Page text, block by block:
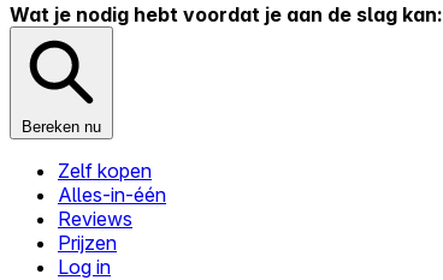
Wat je nodig hebt voordat je aan de slag kan:
Bereken nu
Zelf kopen
Alles-in-één
Reviews
Prijzen
Log in